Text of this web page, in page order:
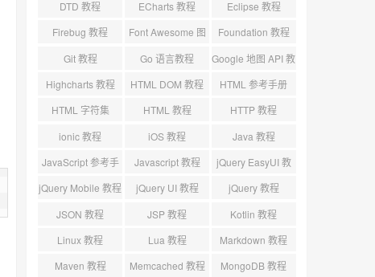
DTD 教程
ECharts 教程
Eclipse 教程
Firebug 教程
Font Awesome 图
标
Foundation 教程
Git 教程
Go 语言教程
Google 地图 API 教
程
Highcharts 教程 HTML DOM 教程
HTML 参考手册
HTML 字符集
HTML 教程
HTTP 教程
ionic 教程
iOS 教程
Java 教程
JavaScript 参考手
册
Javascript 教程
jQuery EasyUI 教
程
jQuery Mobile 教程 jQuery UI 教程
jQuery 教程
JSON 教程
JSP 教程
Kotlin 教程
Linux 教程
Lua 教程
Markdown 教程
Maven 教程
Memcached 教程
MongoDB 教程